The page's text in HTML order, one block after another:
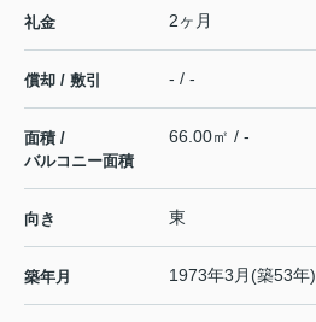
礼金 2ヶ月
償却 / 敷引 - / -
面積 /
バルコニー面積
66.00㎡ / -
向き 東
築年月 1973年3月(築53年)